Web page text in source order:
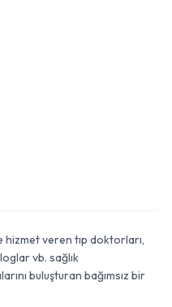
veren tıp doktorları,
vb. sağlık
buluşturan bağımsız bir